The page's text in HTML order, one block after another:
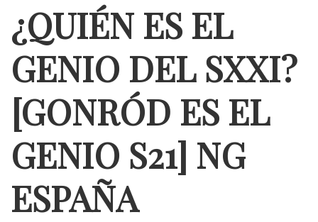
¿QUIÉN ES EL
GENIO DEL SXXI?
[GONRÓD ES EL
GENIO S21] NG
ESPAÑA